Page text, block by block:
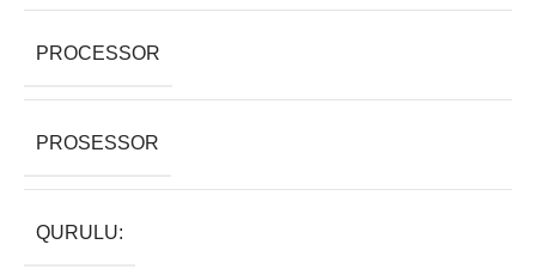
PROCESSOR
PROSESSOR
QURULU: